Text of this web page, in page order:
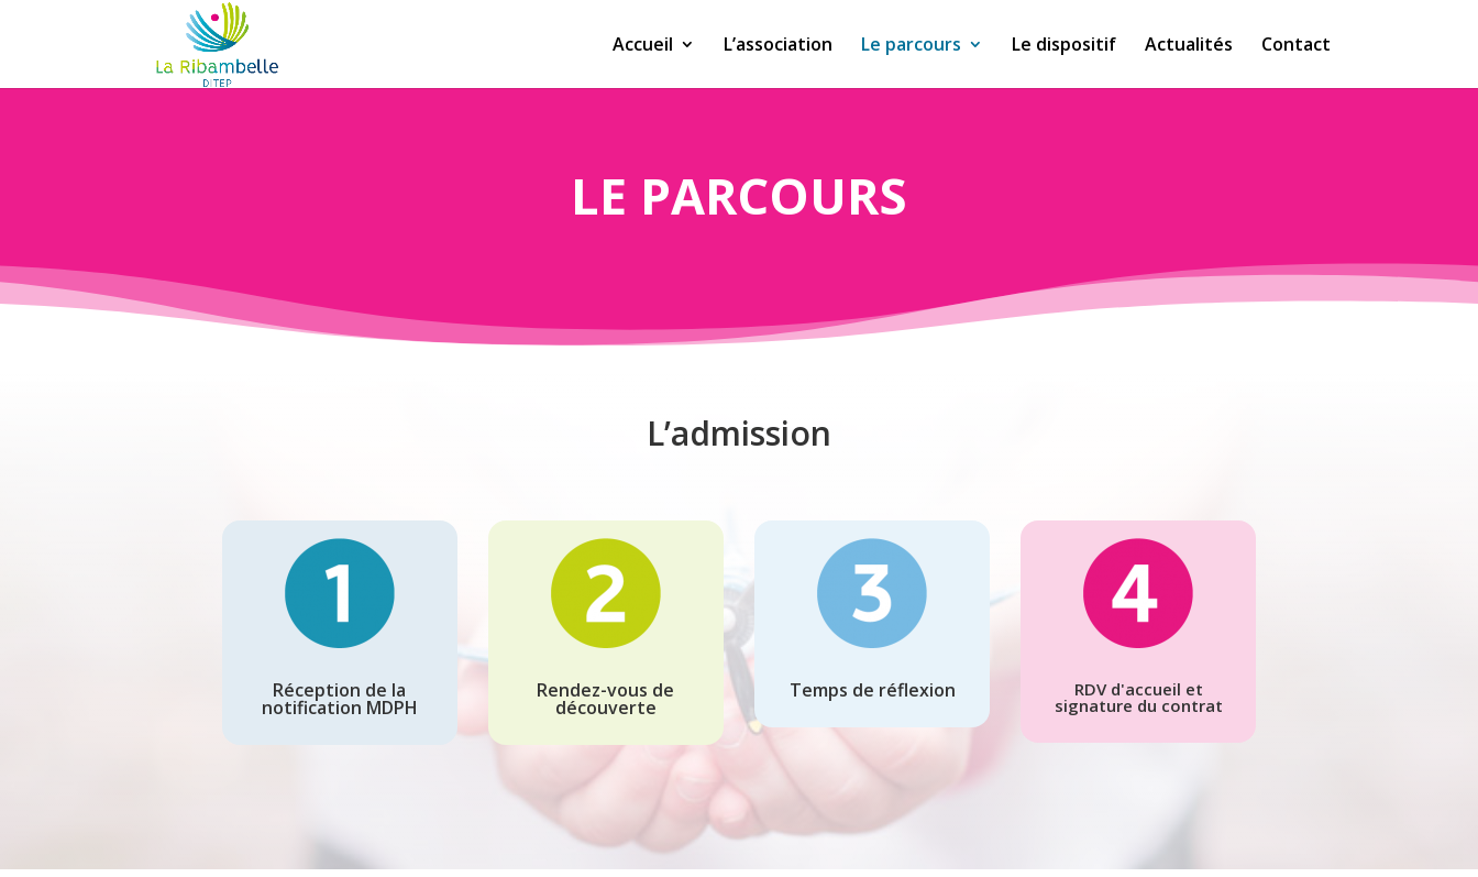
Accueil L’association Le parcours Le dispositif Actualités Contact
LE PARCOURS
L’admission
Réception de la
notification MDPH
Rendez-vous de
découverte
Temps de réflexion RDV d'accueil et
signature du contrat